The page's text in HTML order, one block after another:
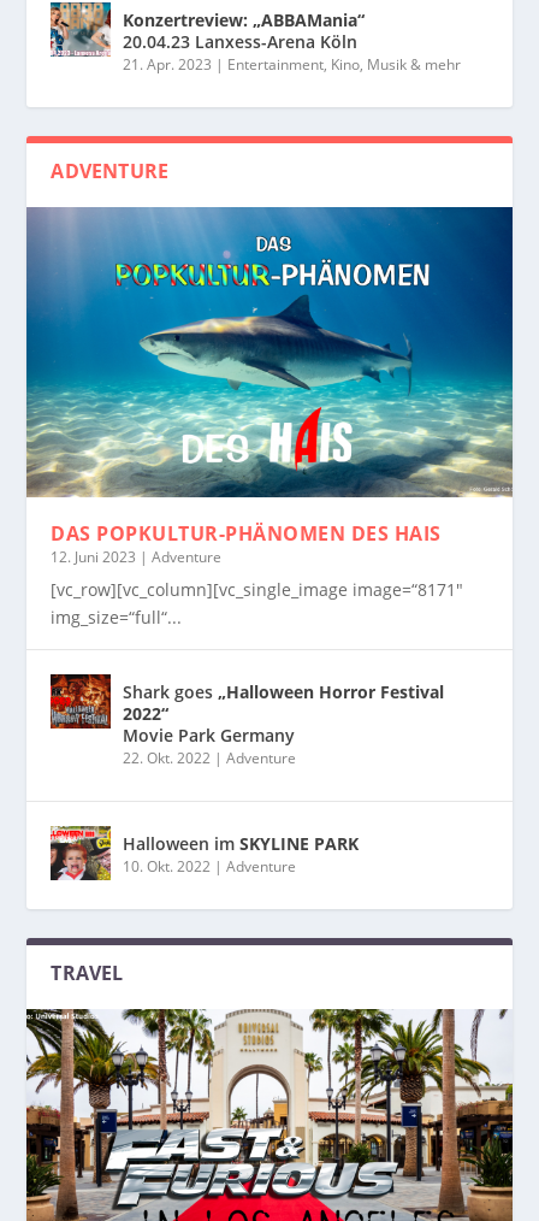
Konzertreview: „ABBAMania“
20.04.23 Lanxess-Arena Köln
21. Apr. 2023 | Entertainment, Kino, Musik & mehr
ADVENTURE
DAS POPKULTUR-PHÄNOMEN DES HAIS
12. Juni 2023 |Adventure
[vc_row][vc_column][vc_single_image image=“8171″
img_size=“full“...
Shark goes„Halloween Horror Festival
2022“
Movie Park Germany
22. Okt. 2022 |Adventure
Halloween imSKYLINE PARK
10. Okt. 2022 |Adventure
TRAVEL